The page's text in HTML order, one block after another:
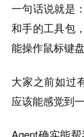
一句话说就是
和手的工具包
能操作鼠标键盘
大家之前如过
应该能感觉到